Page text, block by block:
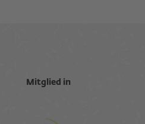
Mitglied in